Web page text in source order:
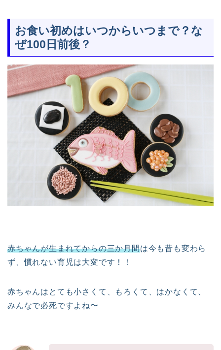
お食い初めはいつからいつまで？な
ぜ100日前後？
赤ちゃんが生まれてからの三か月間は今も昔も変わら
ず、慣れない育児は大変です！！
赤ちゃんはとても小さくて、もろくて、はかなくて、
みんなで必死ですよね〜